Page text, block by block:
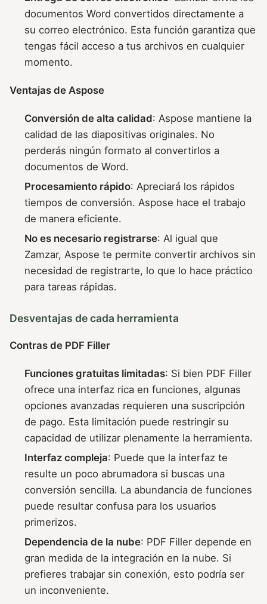
documentos Word convertidos directamente a
su correo electrónico. Esta función garantiza que
tengas fácil acceso a tus archivos en cualquier
momento.
Ventajas de Aspose
Conversión de alta calidad: Aspose mantiene la
calidad de las diapositivas originales. No
perderás ningún formato al convertirlos a
documentos de Word.
Procesamiento rápido: Apreciará los rápidos
tiempos de conversión. Aspose hace el trabajo
de manera eficiente.
No es necesario registrarse: Al igual que
Zamzar, Aspose te permite convertir archivos sin
necesidad de registrarte, lo que lo hace práctico
para tareas rápidas.
Desventajas de cada herramienta
Contras de PDF Filler
Funciones gratuitas limitadas: Si bien PDF Filler
ofrece una interfaz rica en funciones, algunas
opciones avanzadas requieren una suscripción
de pago. Esta limitación puede restringir su
capacidad de utilizar plenamente la herramienta.
Interfaz compleja: Puede que la interfaz te
resulte un poco abrumadora si buscas una
conversión sencilla. La abundancia de funciones
puede resultar confusa para los usuarios
primerizos.
Dependencia de la nube: PDF Filler depende en
gran medida de la integración en la nube. Si
prefieres trabajar sin conexión, esto podría ser
un inconveniente.